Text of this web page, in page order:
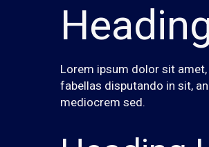
Lorem ipsum dolor sit
fabellas disputando in sit,
mediocrem sed.